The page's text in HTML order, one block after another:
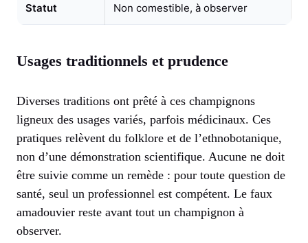
Statut Non comestible, à observer
Usages traditionnels et prudence
Diverses traditions ont prêté à ces champignons
ligneux des usages variés, parfois médicinaux. Ces
pratiques relèvent du folklore et de l’ethnobotanique,
non d’une démonstration scientifique. Aucune ne doit
être suivie comme un remède : pour toute question de
santé, seul un professionnel est compétent. Le faux
amadouvier reste avant tout un champignon à
observer.